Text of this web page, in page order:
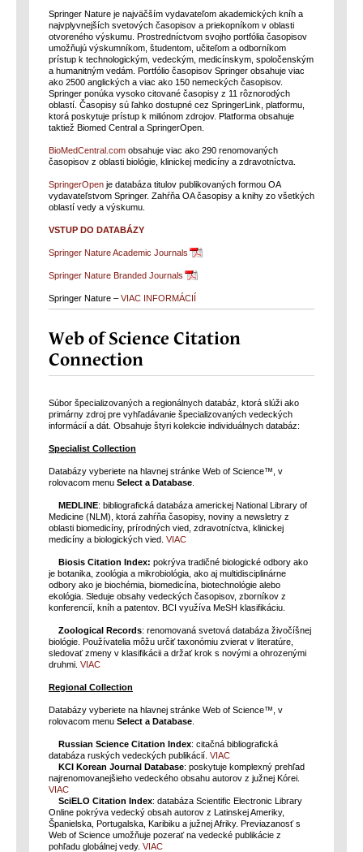
Springer Nature je najväčším vydavateľom akademických kníh a
najvplyvnejších svetových časopisov a priekopníkom v oblasti
otvoreného výskumu. Prostredníctvom svojho portfólia časopisov
umožňujú výskumníkom, študentom, učiteľom a odborníkom
prístup k technologickým, vedeckým, medicínskym, spoločenským
a humanitným vedám. Portfólio časopisov Springer obsahuje viac
ako 2500 anglických a viac ako 150 nemeckých časopisov.
Springer ponúka vysoko citované časopisy z 11 rôznorodých
oblastí. Časopisy sú ľahko dostupné cez SpringerLink, platformu,
ktorá poskytuje prístup k miliónom zdrojov. Platforma obsahuje
taktiež Biomed Central a SpringerOpen.
BioMedCentral.com obsahuje viac ako 290 renomovaných
časopisov z oblasti biológie, klinickej medicíny a zdravotníctva.
SpringerOpen je databáza titulov publikovaných formou OA
vydavateľstvom Springer. Zahŕňa OA časopisy a knihy zo všetkých
oblastí vedy a výskumu.
VSTUP DO DATABÁZY
Springer Nature Academic Journals
Springer Nature Branded Journals
Springer Nature – VIAC INFORMÁCIÍ
Web of Science Citation
Connection
Súbor špecializovaných a regionálnych databáz, ktorá slúži ako
primárny zdroj pre vyhľadávanie špecializovaných vedeckých
informácií a dát. Obsahuje štyri kolekcie individuálnych databáz:
Specialist Collection
Databázy vyberiete na hlavnej stránke Web of Science™, v
rolovacom menu Select a Database
MEDLINE: bibliografická databáza americkej National Library of
Medicine (NLM), ktorá zahŕňa časopisy, noviny a newsletry z
oblasti biomedicíny, prírodných vied, zdravotníctva, klinickej
medicíny a biologických vied. VIAC
Biosis Citation Index: pokrýva tradičné biologické odbory ako
je botanika, zoológia a mikrobiológia, ako aj multidisciplinárne
odbory ako je biochémia, biomedicína, biotechnológie alebo
ekológia. Sleduje obsahy vedeckých časopisov, zborníkov z
konferencií, kníh a patentov. BCI využíva MeSH klasifikáciu.
Zoological Records: renomovaná svetová databáza živočíšnej
biológie. Používatelia môžu určiť taxonómiu zvierat v literatúre,
sledovať zmeny v klasifikácii a držať krok s novými a ohrozenými
druhmi. VIAC
Regional Collection
Databázy vyberiete na hlavnej stránke Web of Science™, v
rolovacom menu Select a Database
Russian Science Citation Index: citačná bibliografická
databáza ruských vedeckých publikácií. VIAC
KCI Korean Journal Database: poskytuje komplexný prehľad
najrenomovanejšieho vedeckého obsahu autorov z južnej Kórei.
VIAC
SciELO Citation Index: databáza Scientific Electronic Library
Online pokrýva vedecký obsah autorov z Latinskej Ameriky,
Španielska, Portugalska, Karibiku a južnej Afriky. Previazanosť s
Web of Science umožňuje pozerať na vedecké publikácie z
pohľadu globálnej vedy. VIAC